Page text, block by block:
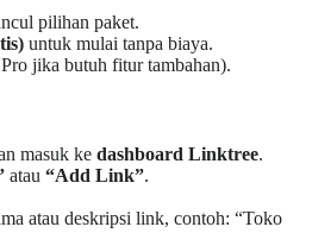
pilihan paket.
untuk mulai tanpa biaya.
jika butuh fitur tambahan).
masuk ke dashboard Linktree.
atau “Add Link”.
atau deskripsi link, contoh: “Toko